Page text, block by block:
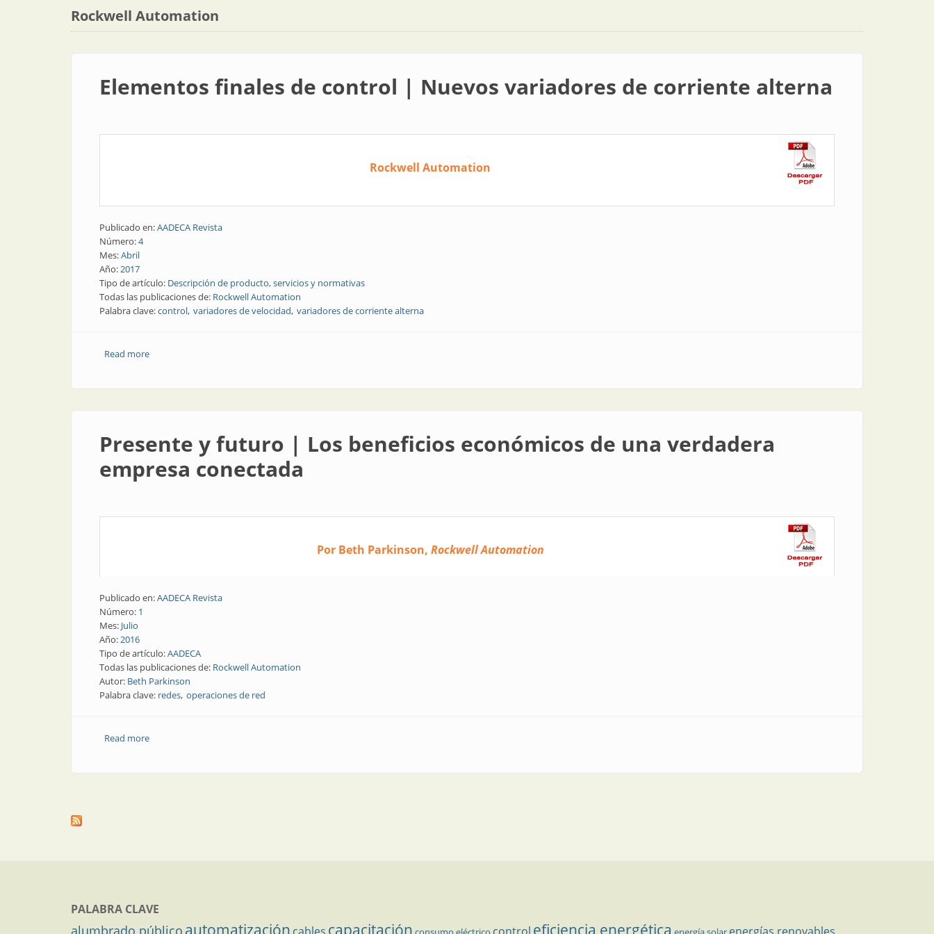
Rockwell Automation
Elementos finales de control | Nuevos variadores de corriente alterna
Rockwell Automation
Publicado en:AADECA Revista
Número:4
Mes:Abril
Año:2017
Tipo de artículo: Descripción de producto, servicios y normativas
Todas las publicaciones de: Rockwell Automation
Palabra clave:control variadores de velocidad variadores de corriente alterna
Read moreabout Elementos finales de control | Nuevos variadores de corriente alterna
Presente y futuro | Los beneficios económicos de una verdadera
empresa conectada
Por Beth Parkinson, Rockwell Automation
Publicado en:AADECA Revista
Número: 1
Mes: Julio
Año:2016
Tipo de artículo:AADECA
Todas las publicaciones de: Rockwell Automation
Autor: Beth Parkinson
Palabra clave: redes operaciones de red
Read moreabout Presente y futuro | Los beneficios económicos de una verdadera empresa conectada
PALABRA CLAVE
alumbrado público automatización capacitación eficiencia energética